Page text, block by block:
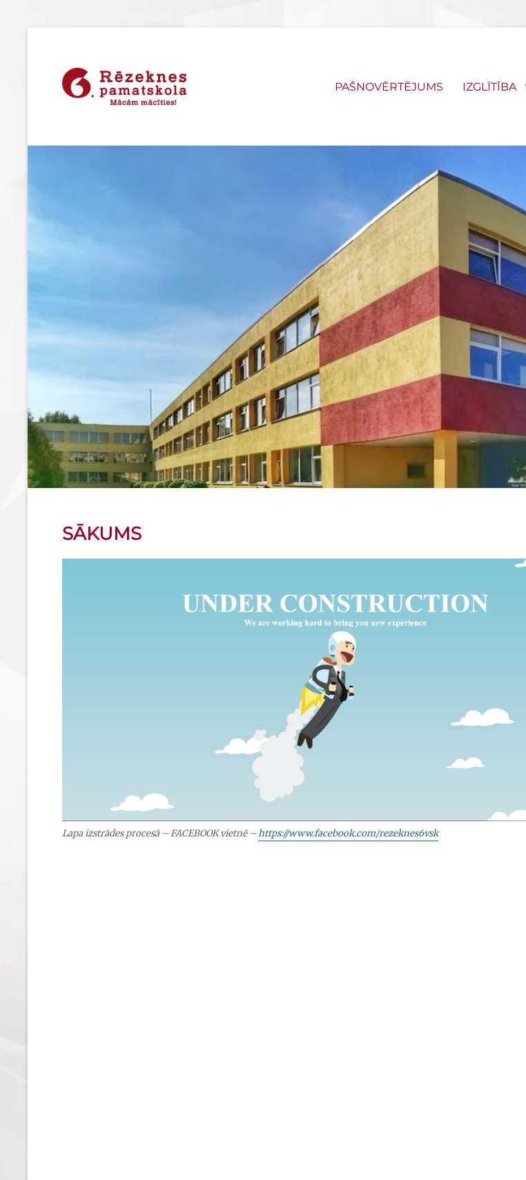
Primary
PAŠNOVĒRTĒJUMS IZGLĪTĪBA
SĀKUMS
Lapa izstrādes procesā – FACEBOOK vietnē –https://www.facebook.com/rezeknes6vsk